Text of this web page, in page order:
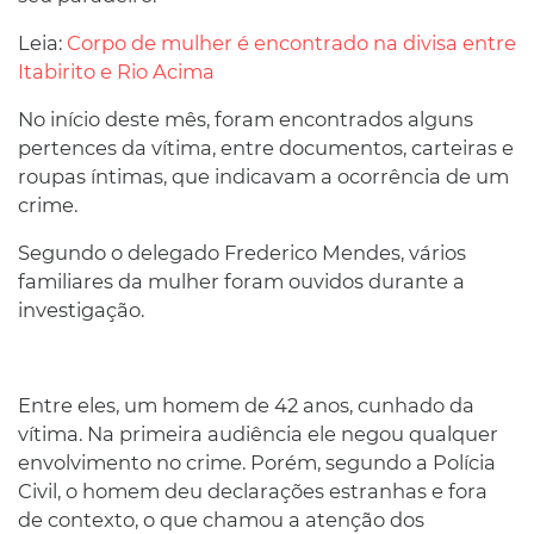
Leia: Corpo de mulher é encontrado na divisa entre
Itabirito e Rio Acima
No início deste mês, foram encontrados alguns
pertences da vítima, entre documentos, carteiras e
roupas íntimas, que indicavam a ocorrência de um
crime.
Segundo o delegado Frederico Mendes, vários
familiares da mulher foram ouvidos durante a
investigação.
Entre eles, um homem de 42 anos, cunhado da
vítima. Na primeira audiência ele negou qualquer
envolvimento no crime. Porém, segundo a Polícia
Civil, o homem deu declarações estranhas e fora
de contexto, o que chamou a atenção dos